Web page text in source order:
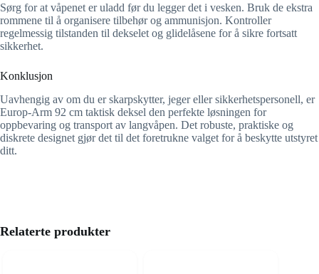
Sørg for at våpenet er uladd før du legger det i vesken. Bruk de ekstra
rommene til å organisere tilbehør og ammunisjon. Kontroller
regelmessig tilstanden til dekselet og glidelåsene for å sikre fortsatt
sikkerhet.
Konklusjon
Uavhengig av om du er skarpskytter, jeger eller sikkerhetspersonell, er
Europ-Arm 92 cm taktisk deksel den perfekte løsningen for
oppbevaring og transport av langvåpen. Det robuste, praktiske og
diskrete designet gjør det til det foretrukne valget for å beskytte utstyret
ditt.
Relaterte produkter